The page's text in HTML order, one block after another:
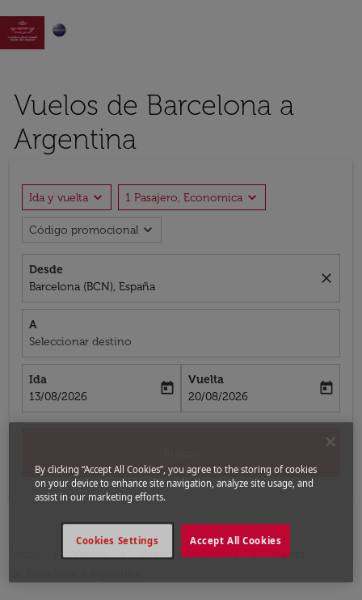

Vuelos de Barcelona a
Argentina
Ida y vuelta expand_more 1 Pasajero, Economica expand_more
Código promocional expand_more
Desde
Barcelona (BCN), España
close
A
Seleccionar destino
Ida
fc-booking-departure-date-aria-label
13/08/2026
today
Vuelta
fc-booking-return-date-aria-label
20/08/2026
today
Vuelos Vuelos a Argentina
Vuelos
By clicking “Accept All Cookies”, you agree to the storing of cookies
on your device to enhance site navigation, analyze site usage, and
assist in our marketing efforts.
Accept All Cookies
Cookies Settings